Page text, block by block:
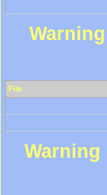
Warning
File
Warning